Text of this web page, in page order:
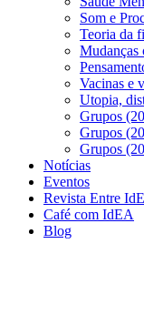
Som e
Teoria da
Mudanças
Vacinas e
Utopia,
Grupos
Grupos
Grupos
Notícias
Eventos
Revista Entre
Café com IdEA
Blog